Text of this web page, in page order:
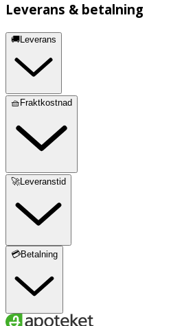
Leverans & betalning
🚚Leverans
🧺Fraktkostnad
🚀Leveranstid
💳Betalning